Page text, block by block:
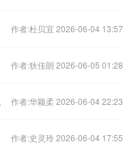
作者:杜贝宜 2026-06-04 13:57
作者:狄佳朗 2026-06-05 01:28
家 作者:华颖柔 2026-06-04 22:23
作者:史灵玲 2026-06-04 17:55